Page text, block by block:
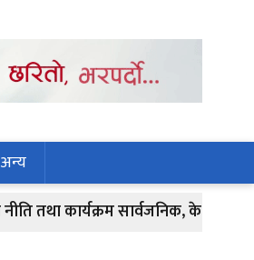
अन्य
तथा कार्यक्रम सार्वजनिक, के के छन्